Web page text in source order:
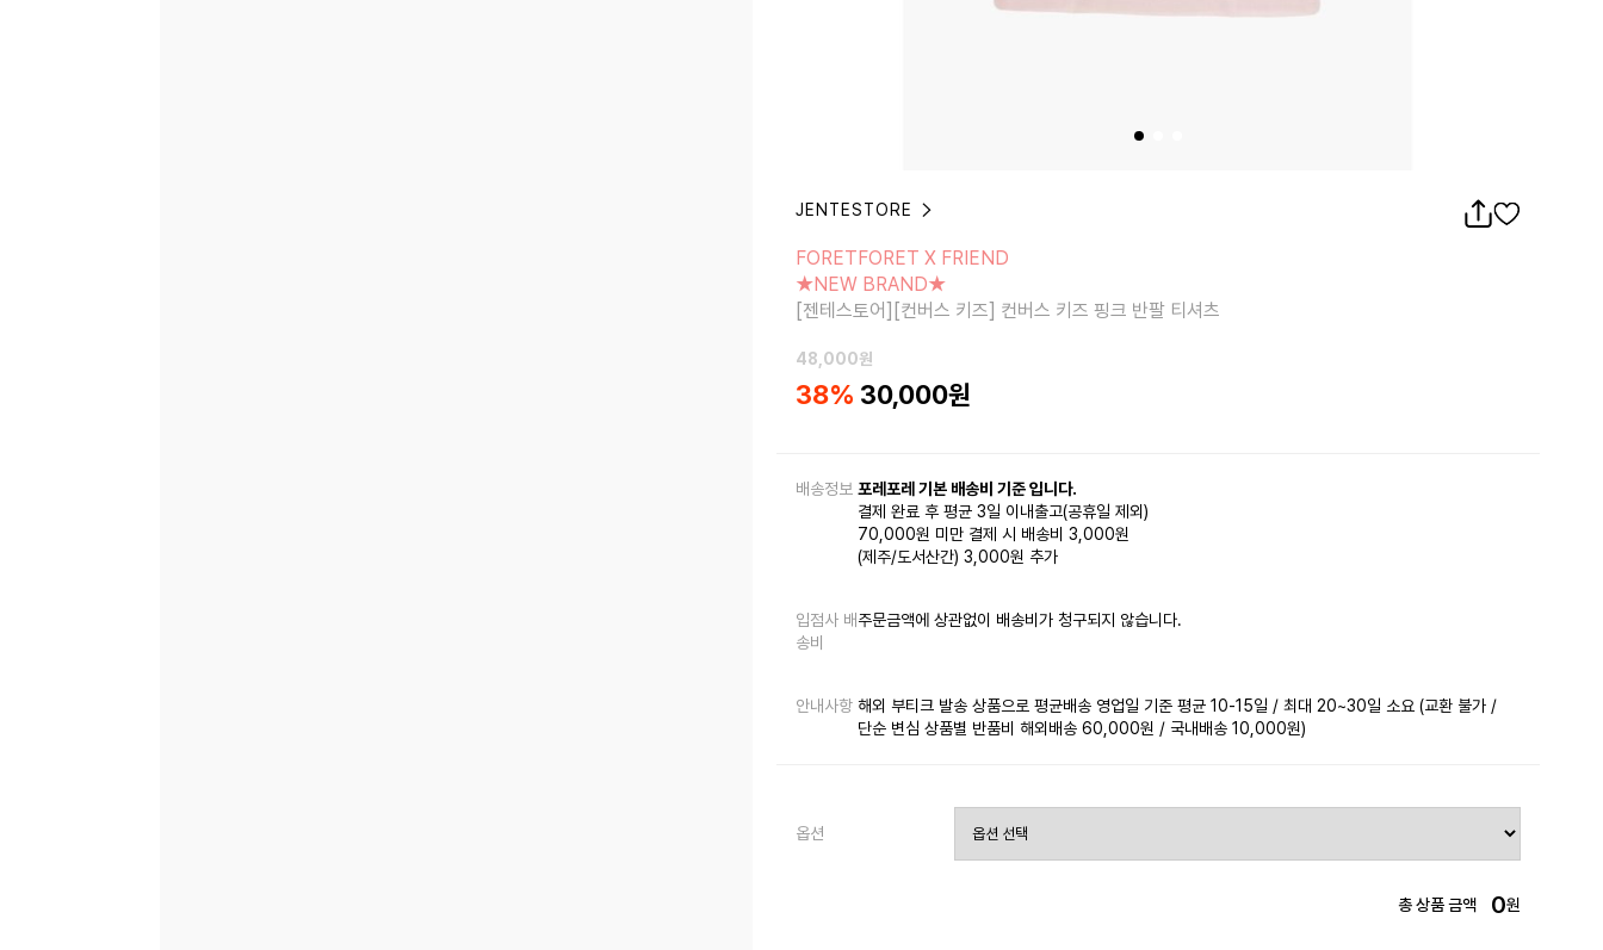
JENTESTORE
★NEW BRAND★
[젠테스토어][컨버스 키즈] 컨버스 키즈 핑크 반팔 티셔츠
FORETFORET X FRIEND
★NEW BRAND★
[젠테스토어][컨버스 키즈] 컨버스 키즈 핑크 반팔 티셔츠
48,000원
38% 30,000원
배송정보 포레포레 기본 배송비 기준 입니다.
결제 완료 후 평균 3일 이내출고(공휴일 제외)
70,000원 미만 결제 시 배송비 3,000원
(제주/도서산간) 3,000원 추가
입점사 배
송비
주문금액에 상관없이 배송비가 청구되지 않습니다.
안내사항 해외 부티크 발송 상품으로 평균배송 영업일 기준 평균 10-15일 / 최대 20~30일 소요 (교환 불가 /
단순 변심 상품별 반품비 해외배송 60,000원 / 국내배송 10,000원)
옵션
총 상품 금액 0원